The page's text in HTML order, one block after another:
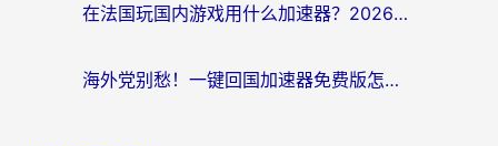
在法国玩国内游戏用什么加速器？2026实测解决延迟卡顿的实用指南
海外党别愁！一键回国加速器免费版怎么选？从踩坑到流畅访问的全攻略